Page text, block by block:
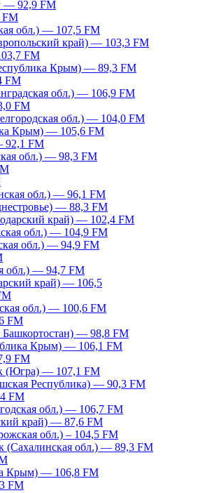
— 92,9 FM
FM
обл.) — 107,5 FM
край) — 103,3 FM
FM
Крым) — 89,3 FM
FM
обл.) — 106,9 FM
FM
обл.) — 104,0 FM
Крым) — 105,6 FM
92,1 FM
обл.) — 98,3 FM
обл.) — 96,1 FM
— 88,3 FM
край) — 102,4 FM
обл.) — 104,9 FM
обл.) — 94,9 FM
обл.) — 94,7 FM
край) — 106,5
обл.) — 100,6 FM
FM
Башкортостан) — 98,8 FM
Крым) — 106,1 FM
FM
(Югра) — 107,1 FM
Республика) — 90,3 FM
FM
обл.) — 106,7 FM
край) — 87,6 FM
обл.) – 104,5 FM
обл.) — 89,3 FM
Крым) — 106,8 FM
FM